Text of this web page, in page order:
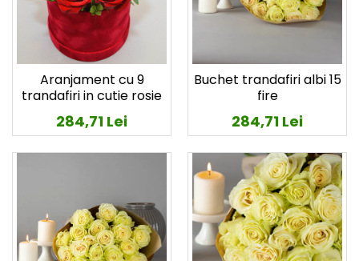
Aranjament cu 9
trandafiri in cutie rosie
284,71 Lei
Buchet trandafiri albi 15
fire
284,71 Lei